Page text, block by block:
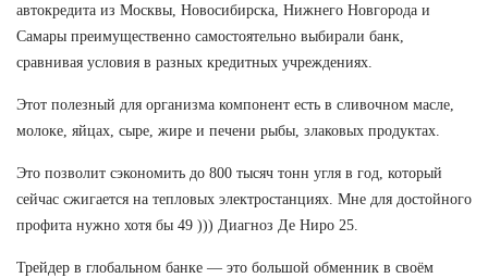
автокредита из Москвы, Новосибирска, Нижнего Новгорода и
Самары преимущественно самостоятельно выбирали банк,
сравнивая условия в разных кредитных учреждениях.
Этот полезный для организма компонент есть в сливочном масле,
молоке, яйцах, сыре, жире и печени рыбы, злаковых продуктах.
Это позволит сэкономить до 800 тысяч тонн угля в год, который
сейчас сжигается на тепловых электростанциях. Мне для достойного
профита нужно хотя бы 49 ))) Диагноз Де Ниро 25.
Трейдер в глобальном банке — это большой обменник в своём